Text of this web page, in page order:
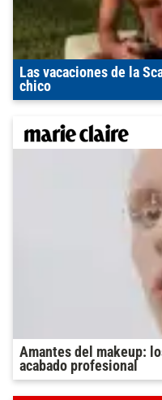
Las vacaciones de la
chico
Amantes del makeup:
acabado profesional